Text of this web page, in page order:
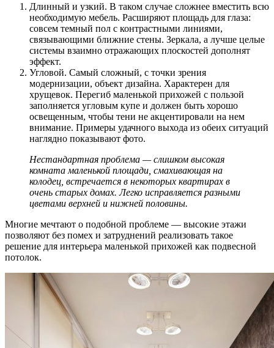
Длинный и узкий. В таком случае сложнее вместить всю
необходимую мебель. Расширяют площадь для глаза:
совсем темный пол с контрастными линиями,
связывающими ближние стены. Зеркала, а лучше целые
системы взаимно отражающих плоскостей дополнят
эффект.
Угловой. Самый сложный, с точки зрения
модернизации, объект дизайна. Характерен для
хрущевок. Перегиб маленькой прихожей с пользой
заполняется угловым купе и должен быть хорошо
освещенным, чтобы тени не акцентировали на нем
внимание. Примеры удачного выхода из обеих ситуаций
наглядно показывают фото.
Нестандартная проблема — слишком высокая
комната маленькой площади, смахивающая на
колодец, встречается в некоторых квартирах в
очень старых домах. Легко исправляется разными
цветами верхней и нижней половины.
Многие мечтают о подобной проблеме — высокие этажи
позволяют без помех и затруднений реализовать такое
решение для интерьера маленькой прихожей как подвесной
потолок.